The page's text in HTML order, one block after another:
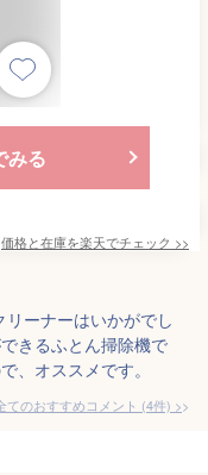
みる
価格と在庫を楽天でチェック >>
ーナーはいかがでし
きるふとん掃除機で
、オススメです。
てのおすすめコメント (4件) >